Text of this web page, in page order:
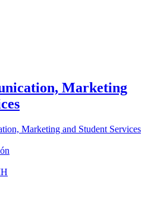
Marketing
Marketing and Student Services